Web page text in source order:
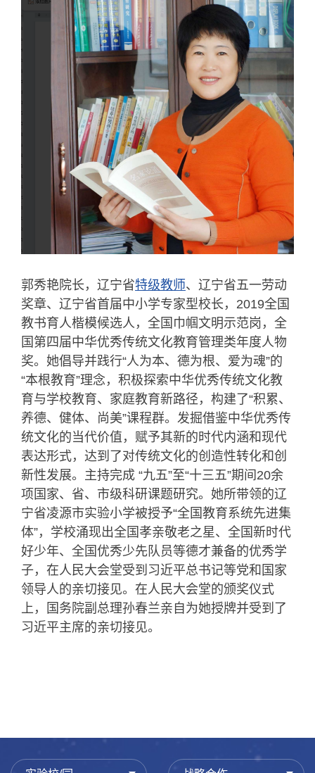
郭秀艳院长，辽宁省特级教师、辽宁省五一劳动
奖章、辽宁省首届中小学专家型校长，2019全国
教书育人楷模候选人，全国巾帼文明示范岗，全
国第四届中华优秀传统文化教育管理类年度人物
奖。她倡导并践行“人为本、德为根、爱为魂”的
“本根教育”理念，积极探索中华优秀传统文化教
育与学校教育、家庭教育新路径，构建了“积累、
养德、健体、尚美”课程群。发掘借鉴中华优秀传
统文化的当代价值，赋予其新的时代内涵和现代
表达形式，达到了对传统文化的创造性转化和创
新性发展。主持完成 “九五”至“十三五”期间20余
项国家、省、市级科研课题研究。她所带领的辽
宁省凌源市实验小学被授予“全国教育系统先进集
体”，学校涌现出全国孝亲敬老之星、全国新时代
好少年、全国优秀少先队员等德才兼备的优秀学
子，在人民大会堂受到习近平总书记等党和国家
领导人的亲切接见。在人民大会堂的颁奖仪式
上，国务院副总理孙春兰亲自为她授牌并受到了
习近平主席的亲切接见。